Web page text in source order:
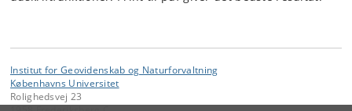
Institut for Geovidenskab og Naturforvaltning
Københavns Universitet
Rolighedsvej 23